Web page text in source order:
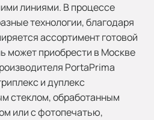
линиями. В процессе
технологии, благодаря
ассортимент готовой
может приобрести в Москве
PortaPrima
и дуплекс
стеклом, обработанным
или с фотопечатью,